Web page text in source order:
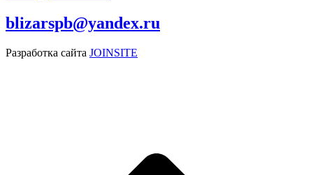
blizarspb@yandex.ru
Разработка сайта JOINSITE